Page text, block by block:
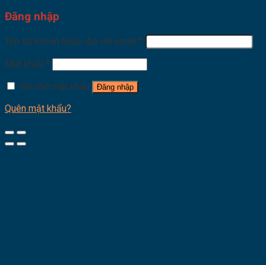
Đăng nhập
Tên tài khoản hoặc địa chỉ email *
Mật khẩu *
Ghi nhớ mật khẩu
Đăng nhập
Quên mật khẩu?